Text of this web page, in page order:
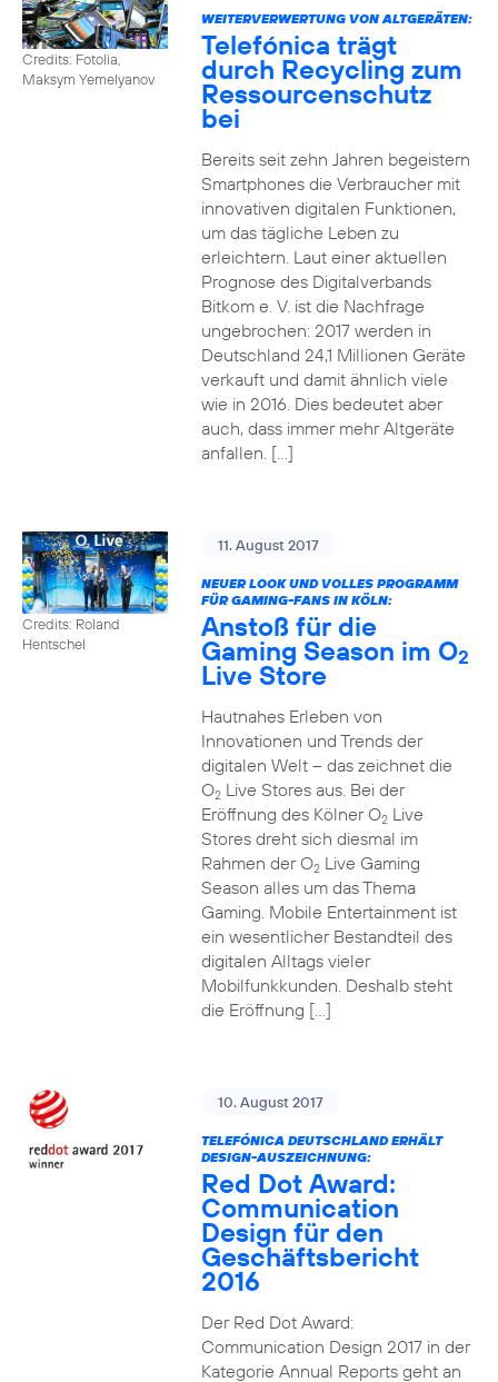
Credits: Fotolia,
Maksym Yemelyanov
WEITERVERWERTUNG VON ALTGERÄTEN:
Telefónica trägt
durch Recycling zum
Ressourcenschutz
bei
Bereits seit zehn Jahren begeistern
Smartphones die Verbraucher mit
innovativen digitalen Funktionen,
um das tägliche Leben zu
erleichtern. Laut einer aktuellen
Prognose des Digitalverbands
Bitkom e. V. ist die Nachfrage
ungebrochen: 2017 werden in
Deutschland 24,1 Millionen Geräte
verkauft und damit ähnlich viele
wie in 2016. Dies bedeutet aber
auch, dass immer mehr Altgeräte
anfallen. […]
Credits: Roland
Hentschel
11. August 2017
NEUER LOOK UND VOLLES PROGRAMM
FÜR GAMING-FANS IN KÖLN:
Anstoß für die
Gaming Season im O2
Live Store
Hautnahes Erleben von
Innovationen und Trends der
digitalen Welt – das zeichnet die
O2Live Stores aus. Bei der
Eröffnung des Kölner O2Live
Stores dreht sich diesmal im
Rahmen der O2Live Gaming
Season alles um das Thema
Gaming. Mobile Entertainment ist
ein wesentlicher Bestandteil des
digitalen Alltags vieler
Mobilfunkkunden. Deshalb steht
die Eröffnung […]
10. August 2017
TELEFÓNICA DEUTSCHLAND ERHÄLT
DESIGN-AUSZEICHNUNG:
Red Dot Award:
Communication
Design für den
Geschäftsbericht
2016
Der Red Dot Award:
Communication Design 2017 in der
Kategorie Annual Reports geht an